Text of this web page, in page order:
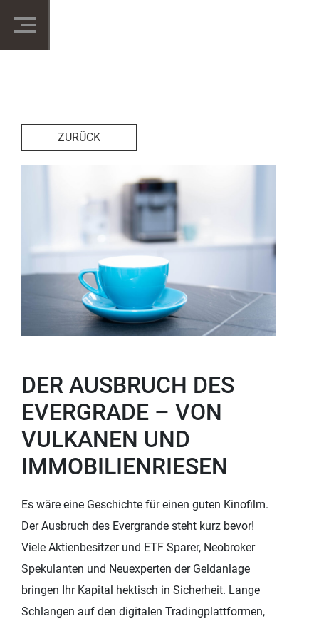
ZURÜCK
DER AUSBRUCH DES
EVERGRADE – VON
VULKANEN UND
IMMOBILIENRIESEN
Es wäre eine Geschichte für einen guten Kinofilm.
Der Ausbruch des Evergrande steht kurz bevor!
Viele Aktienbesitzer und ETF Sparer, Neobroker
Spekulanten und Neuexperten der Geldanlage
bringen Ihr Kapital hektisch in Sicherheit. Lange
Schlangen auf den digitalen Tradingplattformen,